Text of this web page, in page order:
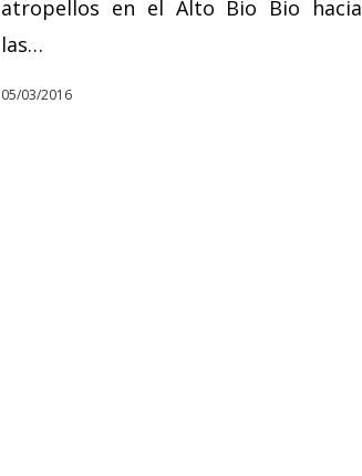
atropellos en el Alto Bio Bio hacia
las…
05/03/2016